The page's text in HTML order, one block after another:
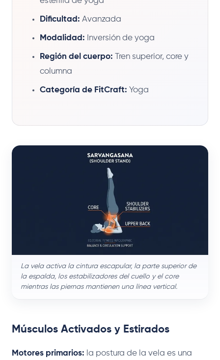
Dificultad: Avanzada
Modalidad: Inversión de yoga
Región del cuerpo: Tren superior, core y
columna
Categoría de FitCraft: Yoga
La vela activa la cintura escapular, la parte superior de
la espalda, los estabilizadores del cuello y el core
mientras las piernas mantienen una línea vertical.
Músculos Activados y Estirados
Motores primarios: la postura de la vela es una